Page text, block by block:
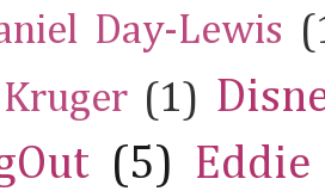
Day-Lewis
(1)
(5) Eddie